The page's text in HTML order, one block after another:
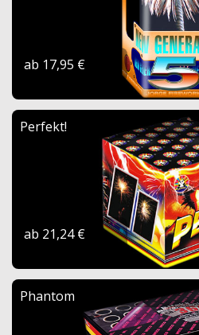
ab 17,95 €
Perfekt!
ab 21,24 €
Phantom